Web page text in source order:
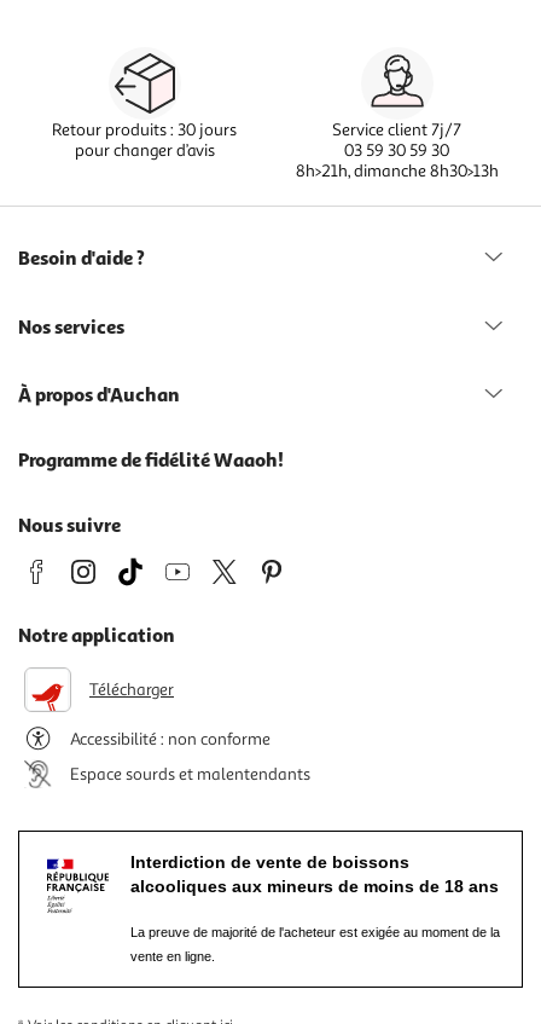
Retour produits : 30 jours
pour changer d’avis
Service client 7j/7
03 59 30 59 30
8h>21h, dimanche 8h30>13h
Besoin d'aide ?
Nos services
À propos d'Auchan
Programme de fidélité Waaoh!
Nous suivre
Notre application
Télécharger
Accessibilité : non conforme
Espace sourds et malentendants
Interdiction de vente de boissons
alcooliques aux mineurs de moins de 18 ans
La preuve de majorité de l'acheteur est exigée au moment de la
vente en ligne.